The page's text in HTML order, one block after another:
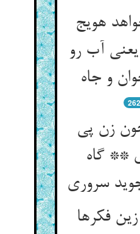
هویج
آب رو
زن پی
** گاه
فکرها